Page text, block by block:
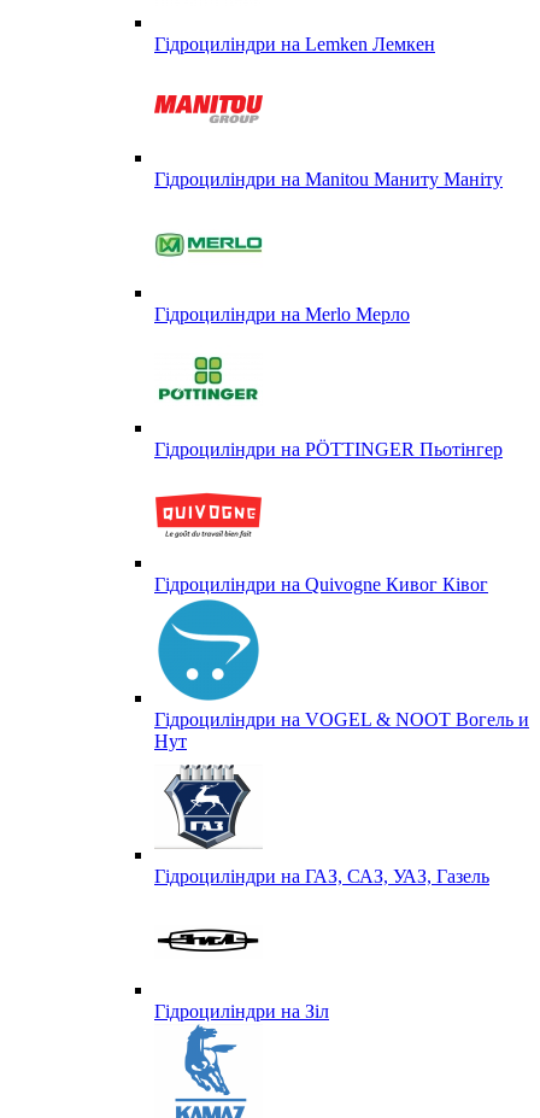
Гідроциліндри на Lemken Лемкен
Гідроциліндри на Manitou Маниту Маніту
Гідроциліндри на Merlo Мерло
Гідроциліндри на PÖTTINGER Пьотінгер
Гідроциліндри на Quivogne Кивог Ківог
Гідроциліндри на VOGEL & NOOT Вогель и
Нут
Гідроциліндри на ГАЗ, САЗ, УАЗ, Газель
Гідроциліндри на Зіл